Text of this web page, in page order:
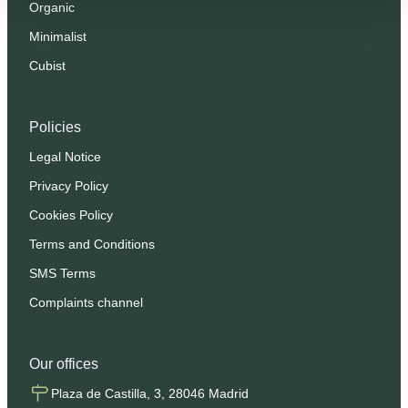
Organic
Minimalist
Cubist
Policies
Legal Notice
Privacy Policy
Cookies Policy
Terms and Conditions
SMS Terms
Complaints channel
Our offices
Plaza de Castilla, 3, 28046 Madrid